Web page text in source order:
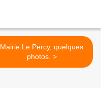
Mairie Le Percy, quelques
photos. >